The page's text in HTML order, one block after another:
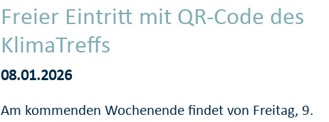
Freier Eintritt mit QR-Code des
KlimaTreffs
08.01.2026
Am kommenden Wochenende findet von Freitag, 9.